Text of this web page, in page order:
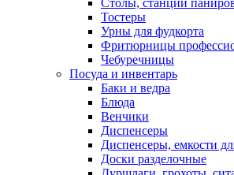
Столы, станции
Тостеры
Урны для фудкорта
Фритюрницы
Чебуречницы
Посуда и инвентарь
Баки и ведра
Блюда
Венчики
Диспенсеры
Диспенсеры, емкости
Доски разделочные